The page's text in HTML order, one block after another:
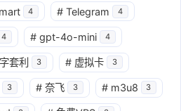
4 # Telegram 4
4 # gpt-4o-mini 4
套利 3 # 虚拟卡 3
3 # 奈飞 3 # m3u8 3